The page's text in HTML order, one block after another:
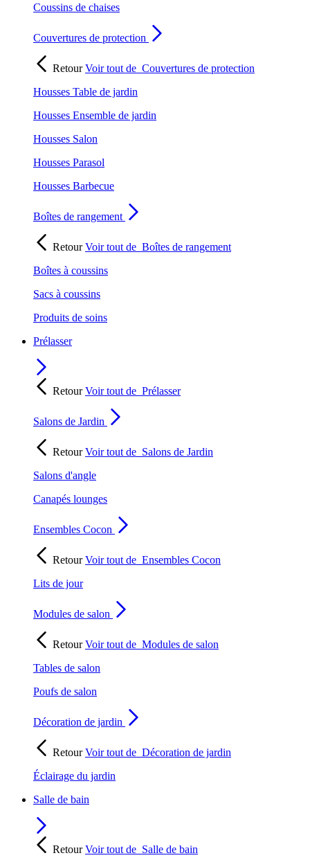
Coussins de chaises
Couvertures de protection
RetourVoir tout de Couvertures de protection
Housses Table de jardin
Housses Ensemble de jardin
Housses Salon
Housses Parasol
Housses Barbecue
Boîtes de rangement
RetourVoir tout de Boîtes de rangement
Boîtes à coussins
Sacs à coussins
Produits de soins
Prélasser
RetourVoir tout de Prélasser
Salons de Jardin
RetourVoir tout de Salons de Jardin
Salons d'angle
Canapés lounges
Ensembles Cocon
RetourVoir tout de Ensembles Cocon
Lits de jour
Modules de salon
RetourVoir tout de Modules de salon
Tables de salon
Poufs de salon
Décoration de jardin
RetourVoir tout de Décoration de jardin
Éclairage du jardin
Salle de bain
RetourVoir tout de Salle de bain